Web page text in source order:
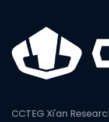
CCTEG Xi'an